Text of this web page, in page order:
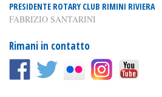
PRESIDENTE ROTARY CLUB RIMINI RIVIERA
FABRIZIO SANTARINI
Rimani in contatto